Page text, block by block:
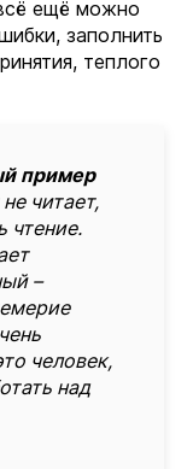
ещё можно
заполнить
теплого
пример
читает,
чтение.
–
человек,
над